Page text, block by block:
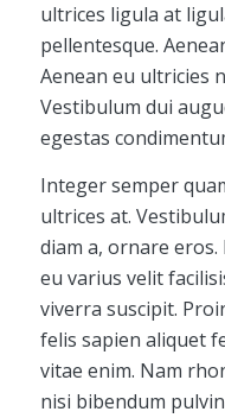
ultrices ligula at
pellentesque.
Aenean eu ultricies
Vestibulum dui
egestas
Integer semper
ultrices at.
diam a, ornare
eu varius velit
viverra suscipit.
felis sapien aliquet
vitae enim. Nam
nisi bibendum